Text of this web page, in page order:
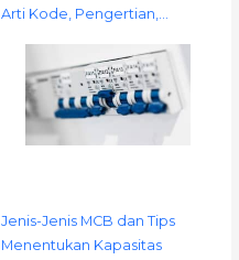
Arti Kode, Pengertian,…
Jenis-Jenis MCB dan Tips
Menentukan Kapasitas